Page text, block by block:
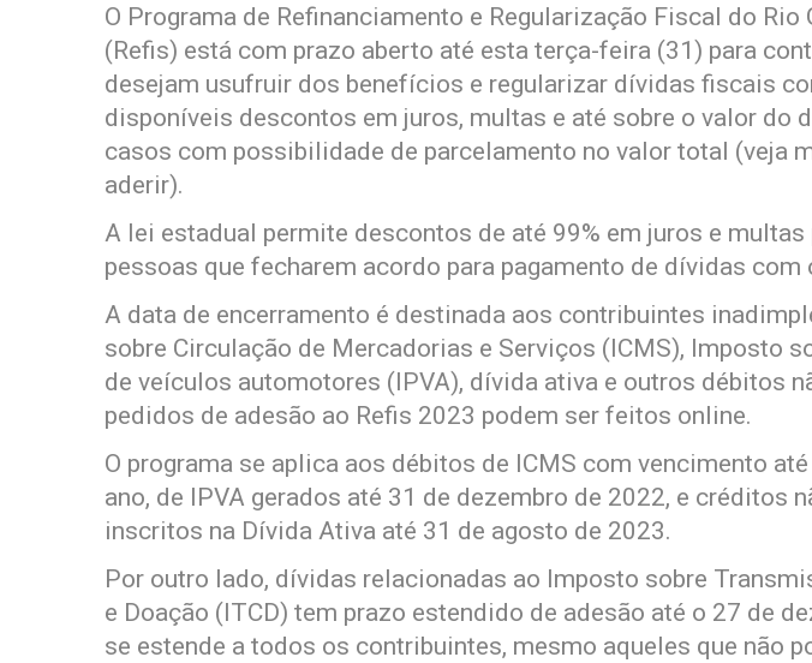
O Programa de Refinanciamento e Regularização Fiscal do Rio
(Refis) está com prazo aberto até esta terça-feira (31) para
desejam usufruir dos benefícios e regularizar dívidas fiscais
disponíveis descontos em juros, multas e até sobre o valor do
casos com possibilidade de parcelamento no valor total (veja
aderir).
A lei estadual permite descontos de até 99% em juros e multas
pessoas que fecharem acordo para pagamento de dívidas com
A data de encerramento é destinada aos contribuintes
sobre Circulação de Mercadorias e Serviços (ICMS), Imposto
de veículos automotores (IPVA), dívida ativa e outros débitos
pedidos de adesão ao Refis 2023 podem ser feitos online.
O programa se aplica aos débitos de ICMS com vencimento
ano, de IPVA gerados até 31 de dezembro de 2022, e créditos
inscritos na Dívida Ativa até 31 de agosto de 2023.
Por outro lado, dívidas relacionadas ao Imposto sobre
e Doação (ITCD) tem prazo estendido de adesão até o 27 de
se estende a todos os contribuintes, mesmo aqueles que não